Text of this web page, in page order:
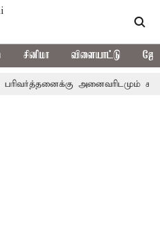
சினிமா விளையாட்டு
அனைவரிடமும் கட்டணம்